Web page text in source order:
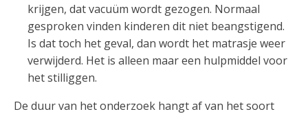
krijgen, dat vacuüm wordt gezogen. Normaal
gesproken vinden kinderen dit niet beangstigend.
Is dat toch het geval, dan wordt het matrasje weer
verwijderd. Het is alleen maar een hulpmiddel voor
het stilliggen.
De duur van het onderzoek hangt af van het soort